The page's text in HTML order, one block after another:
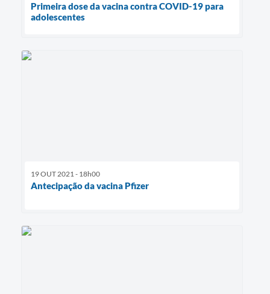
Primeira dose da vacina contra COVID-19 para
adolescentes
19 OUT 2021 - 18h00
Antecipação da vacina Pfizer